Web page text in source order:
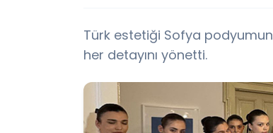
Türk estetiği Sofya
her detayını yönetti.